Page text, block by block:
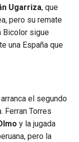
Ugarriza, que
pero su remate
Bicolor sigue
una España que
el segundo
Ferran Torres
y la jugada
pero la